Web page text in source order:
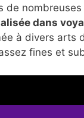
dans
à divers arts
fines et